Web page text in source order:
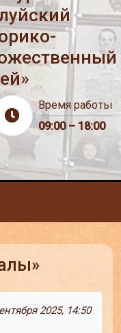
Время работы
09:00 – 18:00
2025, 14:50